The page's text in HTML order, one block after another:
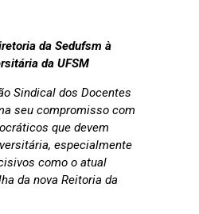
da Sedufsm à
da UFSM
Sindical dos Docentes
seu compromisso com
que devem
especialmente
como o atual
da nova Reitoria da